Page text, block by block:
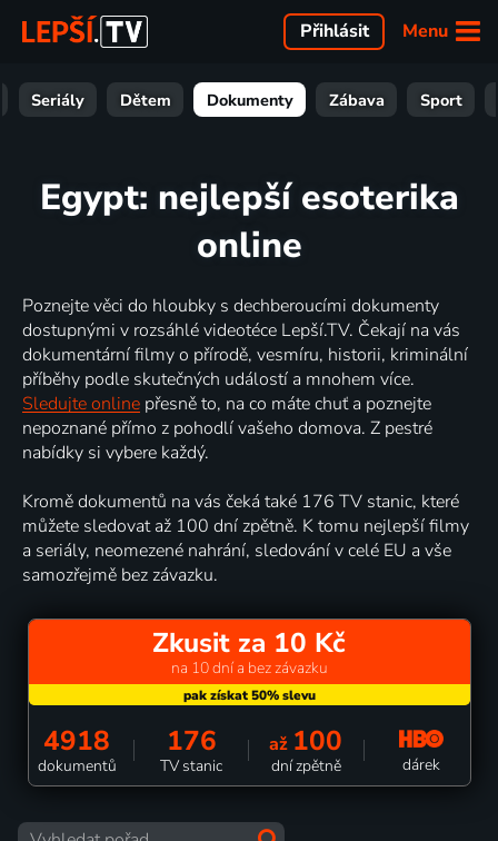
Menu
Přihlásit
Seriály Dětem Dokumenty Zábava Sport
Egypt: nejlepší esoterika
online
Poznejte věci do hloubky s dechberoucími dokumenty
dostupnými v rozsáhlé videotéce Lepší.TV. Čekají na vás
dokumentární filmy o přírodě, vesmíru, historii, kriminální
příběhy podle skutečných událostí a mnohem více.
Sledujte online přesně to, na co máte chuť a poznejte
nepoznané přímo z pohodlí vašeho domova. Z pestré
nabídky si vybere každý.
Kromě dokumentů na vás čeká také 176 TV stanic, které
můžete sledovat až 100 dní zpětně. K tomu nejlepší filmy
a seriály, neomezené nahrání, sledování v celé EU a vše
samozřejmě bez závazku.
Zkusit za 10 Kč
na 10 dní a bez závazku
4918
dokumentů
176
TV stanic
až 100
dní zpětně dárek